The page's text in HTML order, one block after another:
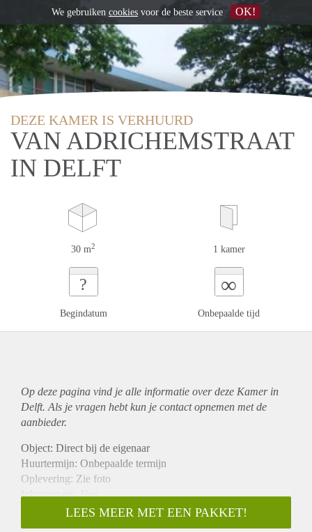
DEZE KAMER IS VERHUURD
VAN ADRICHEMSTRAAT
IN DELFT
30 m2 1 kamer
?
Begindatum
∞
Onbepaalde tijd
Op deze pagina vind je alle informatie over deze Kamer in
Delft. Als je vragen hebt kun je contact opnemen met de
aanbieder.
Object: Direct bij de eigenaar
Huurtermijn: Onbepaalde termijn
Oplevering: Zie foto
Inkomen eis: Nee
Garantiestelling mogelijk: Nee
Borg: 1 Maand
LEES MEER MET EEN PAKKET!
We gebruiken cookies voor de beste service OK!